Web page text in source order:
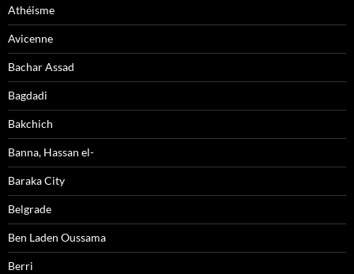
Athéisme
Avicenne
Bachar Assad
Bagdadi
Bakchich
Banna, Hassan el-
Baraka City
Belgrade
Ben Laden Oussama
Berri